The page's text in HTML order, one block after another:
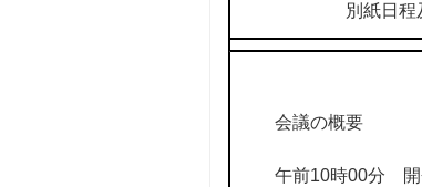
別紙日程及び
会議の概要
午前10時00分 開